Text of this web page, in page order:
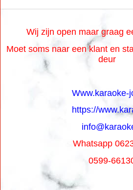
Wij zijn open maar graag
Moet soms naar een klant en
deur
Www.karaoke-
https://
Whatsapp
0599-